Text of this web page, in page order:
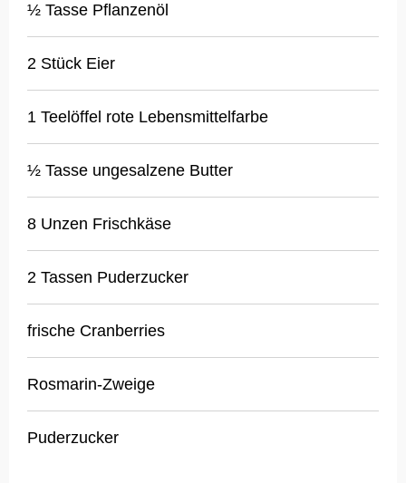
½ Tasse Pflanzenöl
2 Stück Eier
1 Teelöffel rote Lebensmittelfarbe
½ Tasse ungesalzene Butter
8 Unzen Frischkäse
2 Tassen Puderzucker
frische Cranberries
Rosmarin-Zweige
Puderzucker